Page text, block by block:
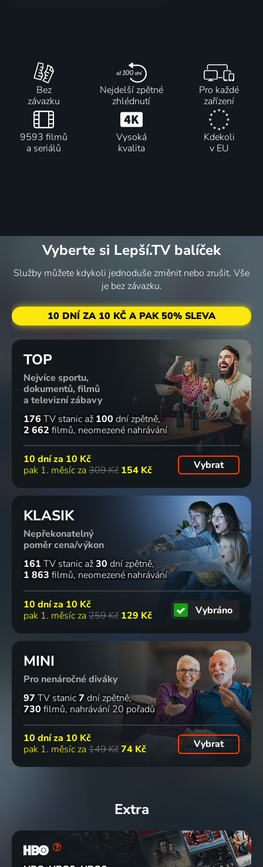
Bez
závazku
Nejdelší zpětné
zhlédnutí
Pro každé
zařízení
9593 filmů
a seriálů
Vysoká
kvalita
Kdekoli
v EU
Vyberte si Lepší.TV balíček
Služby můžete kdykoli jednoduše změnit nebo zrušit. Vše
je bez závazku.
10 DNÍ ZA 10 KČ A PAK 50% SLEVA
TOP
Nejvíce sportu,
dokumentů, filmů
a televizní zábavy
176 TV stanic až 100 dní zpětně
2 662 filmů neomezené nahrávání
10 dní za 10 Kč
pak 1. měsíc za 309 Kč 154 Kč Vybrat
KLASIK
Nepřekonatelný
poměr cena/výkon
161 TV stanic až30 dní zpětně
1 863 filmů neomezené nahrávání
10 dní za 10 Kč
pak 1. měsíc za 259 Kč 129 Kč Vybráno
MINI
Pro nenáročné diváky
97 TV stanic7 dní zpětně
730 filmů nahrávání 20 pořadů
10 dní za 10 Kč
pak 1. měsíc za 149 Kč74 Kč Vybrat
Extra